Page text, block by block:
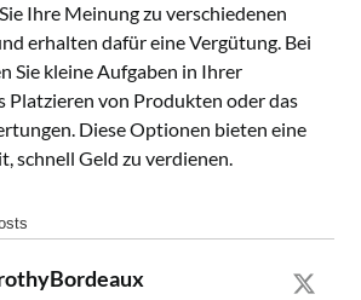
Ihre Meinung zu verschiedenen
erhalten dafür eine Vergütung. Bei
Sie kleine Aufgaben in Ihrer
Platzieren von Produkten oder das
Diese Optionen bieten eine
schnell Geld zu verdienen.